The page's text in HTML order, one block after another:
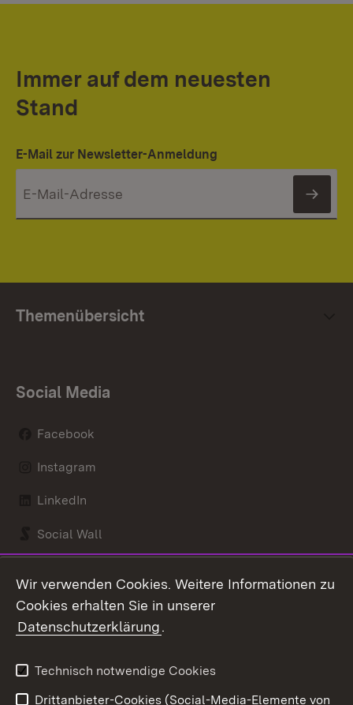
Immer auf dem neuesten
Stand
E-Mail zur Newsletter-Anmeldung
Themenübersicht
Social Media
Facebook
Instagram
LinkedIn
Social Wall
Kontakt
Barrierefreiheit
Wir verwenden Cookies. Weitere Informationen zu
Cookies erhalten Sie in unserer
Datenschutzerklärung.
Technisch notwendige Cookies
Drittanbieter-Cookies (Social-Media-Elemente von